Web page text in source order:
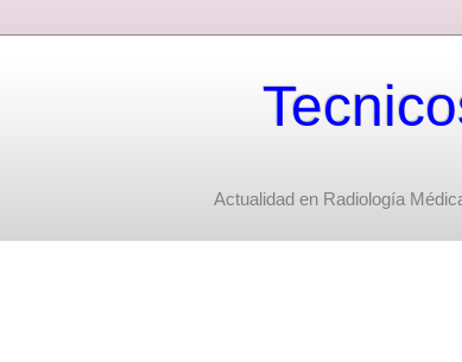
Actualidad en Radiología